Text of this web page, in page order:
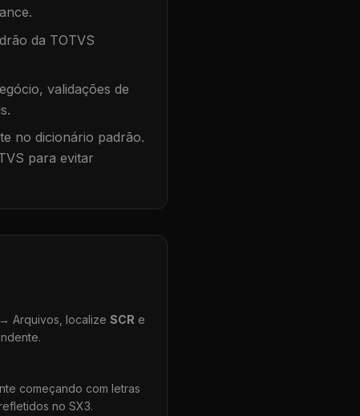
da TOTVS
validações de
no dicionário padrão.
para evitar
Arquivos, localize SCR e
começando com letras
no SX3.